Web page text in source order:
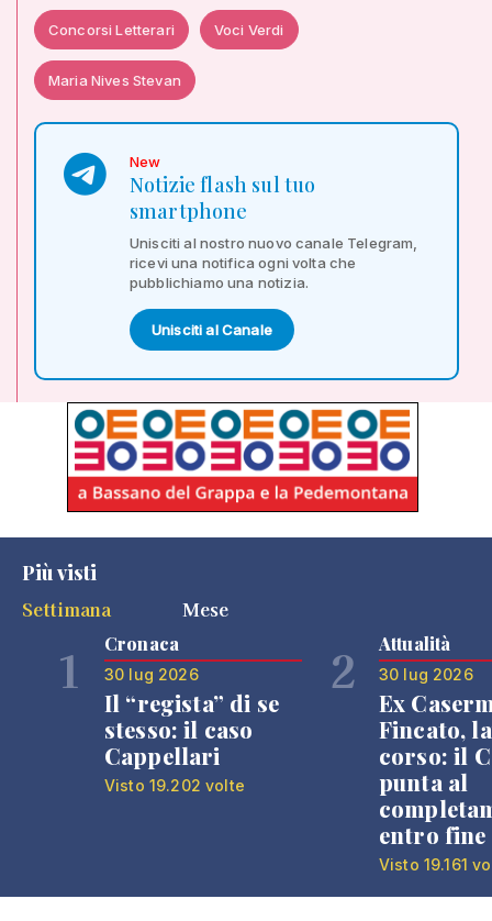
Concorsi Letterari Voci Verdi
Maria Nives Stevan
New
Notizie flash sul tuo
smartphone
Unisciti al nostro nuovo canale Telegram,
ricevi una notifica ogni volta che
pubblichiamo una notizia.
Unisciti al Canale
Più visti
Settimana
Mese
1 Cronaca
30 lug 2026
Il “regista” di se
stesso: il caso
Cappellari
Visto 19.202 volte
2 Attualità
30 lug 2026
Ex
Fincato,
corso: il
punta al
entro fine
Visto 19.161